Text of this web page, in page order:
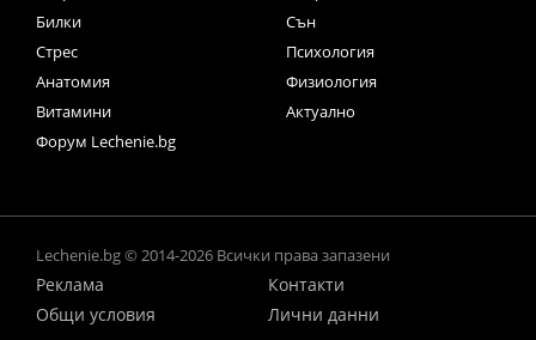
Билки
Сън
Стрес
Психология
Анатомия
Физиология
Витамини
Актуално
Форум Lechenie.bg
Lechenie.bg © 2014-2026 Всички права запазени
Реклама
Контакти
Общи условия
Лични данни